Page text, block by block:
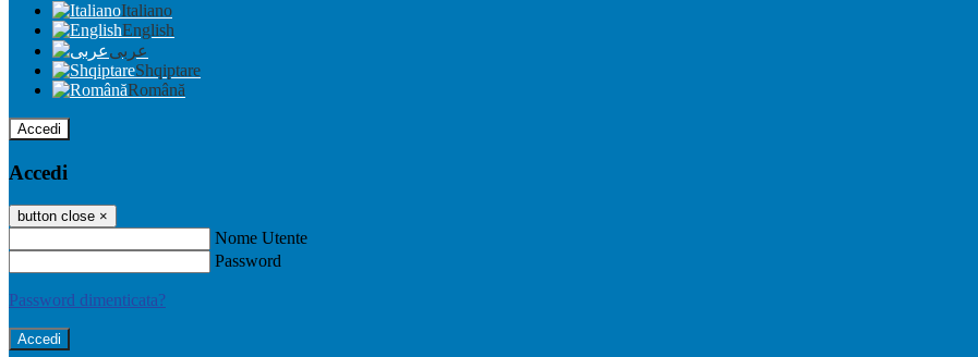
Italiano
English
عربى
Shqiptare
Română
Accedi
Accedi
button close ×
Nome Utente
Password
Password dimenticata?